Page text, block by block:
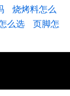
烧烤料怎么
么选
页脚怎